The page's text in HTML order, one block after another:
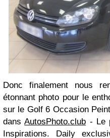
Donc finalement nous
étonnant photo pour le
sur le Golf 6 Occasion
dansAutosPhoto.club - Le
Inspirations. Daily